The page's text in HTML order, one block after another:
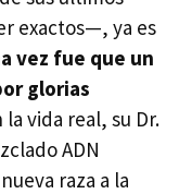
exactos—, ya es
vez fue que un
glorias
vida real, su Dr.
ADN
raza a la